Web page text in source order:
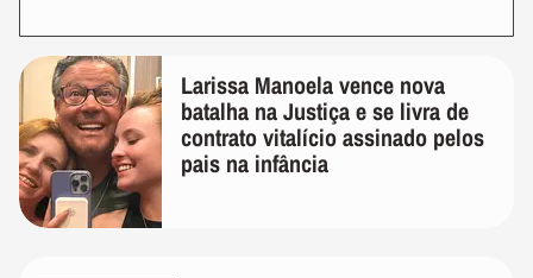
Larissa Manoela vence nova
batalha na Justiça e se livra de
contrato vitalício assinado pelos
pais na infância